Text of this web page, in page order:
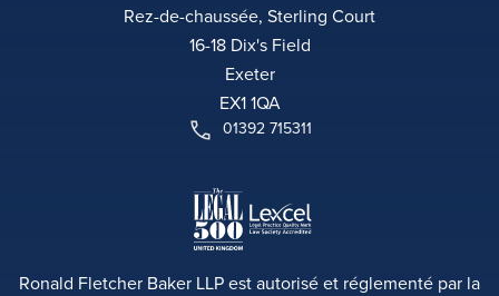
Rez-de-chaussée, Sterling Court
16-18 Dix's Field
Exeter
EX1 1QA
01392 715311
Ronald Fletcher Baker LLP est autorisé et réglementé par la